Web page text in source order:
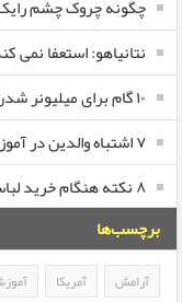
چگونه چروک چشم
نتانیاهو: استعفا نمی
۱۰ گام برای میلیونر شدن
۷ اشتباه والدین در آموزش مسائل مالی به کودکان
۸ نکته هنگام خرید لباس
برچسب‌ها
آرامش آمریکا